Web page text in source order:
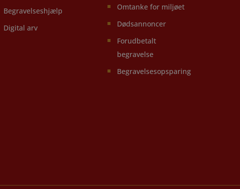
Begravelseshjælp
Digital arv
Omtanke for miljøet
Dødsannoncer
Forudbetalt
begravelse
Begravelsesopsparing